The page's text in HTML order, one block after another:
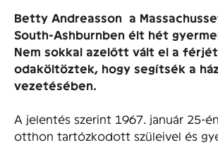
Betty Andreasson a
South-Ashburnben élt hét
Nem sokkal azelőtt vált el a
odaköltöztek, hogy segítsék a
vezetésében.
A jelentés szerint 1967. január 25-
otthon tartózkodott szüleivel és